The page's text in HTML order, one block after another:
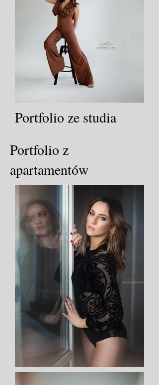
Portfolio ze studia
Portfolio z
apartamentów